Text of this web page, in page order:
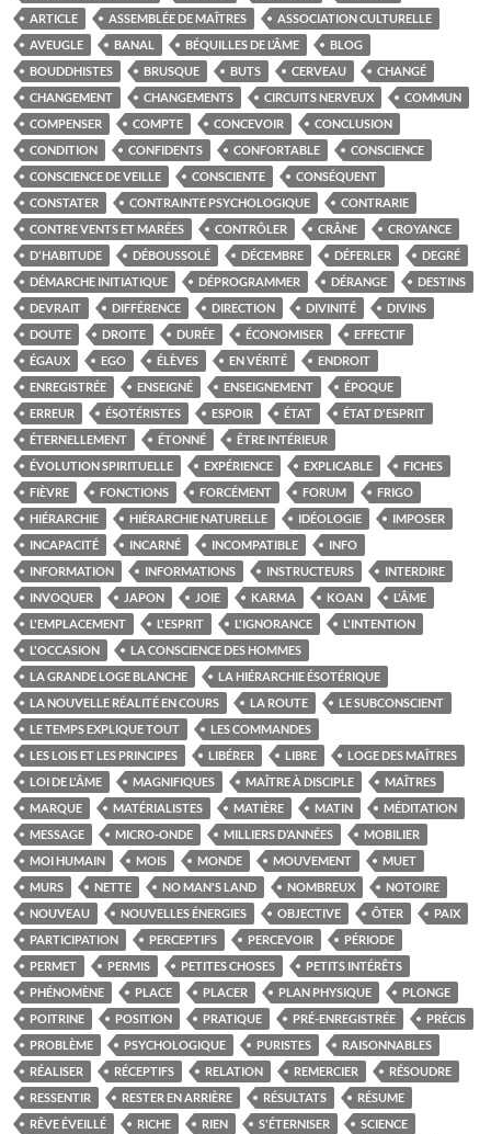
ARTICLE
ASSEMBLÉE DE MAÎTRES
ASSOCIATION CULTURELLE
AVEUGLE
BANAL BÉQUILLES DE L’ÂME
BLOG
BOUDDHISTES
BRUSQUE BUTS CERVEAU
CHANGÉ
CHANGEMENT
CHANGEMENTS CIRCUITS NERVEUX
COMMUN
COMPENSER
COMPTE CONCEVOIR
CONCLUSION
CONDITION
CONFIDENTS CONFORTABLE
CONSCIENCE
CONSCIENCE DE VEILLE
CONSCIENTE
CONSÉQUENT
CONSTATER
CONTRAINTE PSYCHOLOGIQUE
CONTRARIE
CONTRE VENTS ET MARÉES
CONTRÔLER CRÂNE
CROYANCE
D'HABITUDE
DÉBOUSSOLÉ DÉCEMBRE DÉFERLER
DEGRÉ
DÉMARCHE INITIATIQUE
DÉPROGRAMMER DÉRANGE
DESTINS
DEVRAIT
DIFFÉRENCE DIRECTION DIVINITÉ
DIVINS
DOUTE
DROITE DURÉE ÉCONOMISER
EFFECTIF
ÉGAUX
EGO ÉLÈVES EN VÉRITÉ
ENDROIT
ENREGISTRÉE
ENSEIGNÉ ENSEIGNEMENT
ÉPOQUE
ERREUR
ÉSOTÉRISTES ESPOIR ÉTAT
ÉTAT D'ESPRIT
ÉTERNELLEMENT
ÉTONNÉ
ÊTRE INTÉRIEUR
ÉVOLUTION SPIRITUELLE
EXPÉRIENCE EXPLICABLE
FICHES
FIÈVRE
FONCTIONS FORCÉMENT FORUM
FRIGO
HIÉRARCHIE
HIÉRARCHIE NATURELLE IDÉOLOGIE
IMPOSER
INCAPACITÉ
INCARNÉ INCOMPATIBLE
INFO
INFORMATION
INFORMATIONS INSTRUCTEURS
INTERDIRE
INVOQUER
JAPON JOIE KARMA KOAN
L'ÂME
L'EMPLACEMENT
L'ESPRIT L'IGNORANCE
L'INTENTION
L'OCCASION
LA CONSCIENCE DES HOMMES
LA GRANDE LOGE BLANCHE
LA HIÉRARCHIE ÉSOTÉRIQUE
LA NOUVELLE RÉALITÉ EN COURS
LA ROUTE
LE SUBCONSCIENT
LE TEMPS EXPLIQUE TOUT
LES COMMANDES
LES LOIS ET LES PRINCIPES
LIBÉRER LIBRE
LOGE DES MAÎTRES
LOI DE L'ÂME
MAGNIFIQUES MAÎTRE À DISCIPLE
MAÎTRES
MARQUE
MATÉRIALISTES MATIÈRE MATIN
MÉDITATION
MESSAGE
MICRO-ONDE MILLIERS D’ANNÉES
MOBILIER
MOI HUMAIN
MOIS MONDE MOUVEMENT
MUET
MURS
NETTE NO MAN'S LAND NOMBREUX
NOTOIRE
NOUVEAU
NOUVELLES ÉNERGIES OBJECTIVE ÔTER
PAIX
PARTICIPATION
PERCEPTIFS PERCEVOIR
PÉRIODE
PERMET
PERMIS PETITES CHOSES
PETITS INTÉRÊTS
PHÉNOMÈNE
PLACE PLACER PLAN PHYSIQUE
PLONGE
POITRINE
POSITION PRATIQUE PRÉ-ENREGISTRÉE
PRÉCIS
PROBLÈME
PSYCHOLOGIQUE PURISTES
RAISONNABLES
RÉALISER
RÉCEPTIFS RELATION REMERCIER
RÉSOUDRE
RESSENTIR
RESTER EN ARRIÈRE RÉSULTATS
RÉSUME
RÊVE ÉVEILLÉ
RICHE RIEN S'ÉTERNISER
SCIENCE